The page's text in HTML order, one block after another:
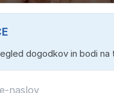
dogodkov in bodi